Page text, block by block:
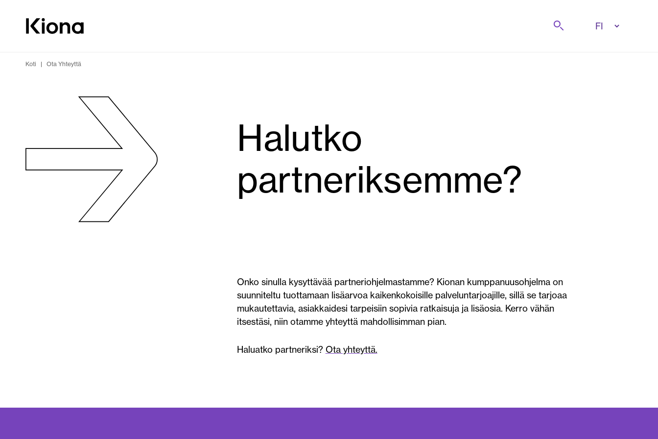
Siirry etusivulle
Etsi
Koti | Ota Yhteyttä
Halutko
partneriksemme?
Onko sinulla kysyttävää partneriohjelmastamme? Kionan kumppanuusohjelma on
suunniteltu tuottamaan lisäarvoa kaikenkokoisille palveluntarjoajille, sillä se tarjoaa
mukautettavia, asiakkaidesi tarpeisiin sopivia ratkaisuja ja lisäosia. Kerro vähän
itsestäsi, niin otamme yhteyttä mahdollisimman pian.
Haluatko partneriksi? Ota yhteyttä.